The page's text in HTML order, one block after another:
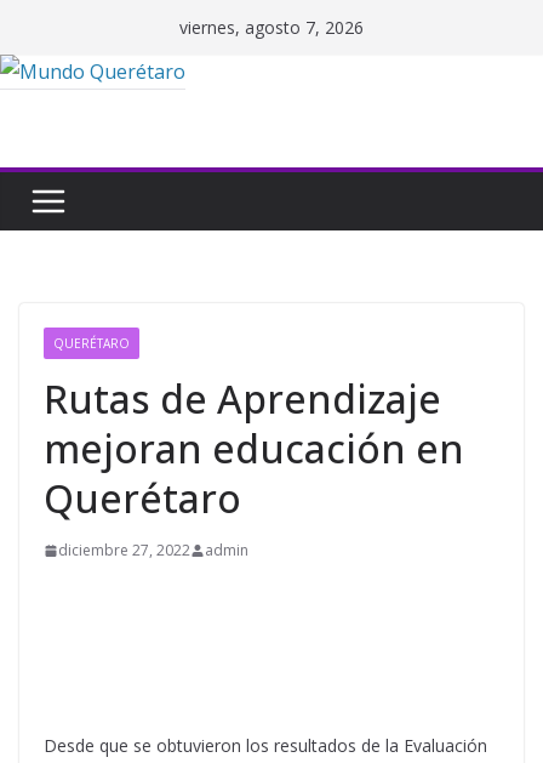
al
contenido
viernes, agosto 7, 2026
QUERÉTARO
Rutas de Aprendizaje
mejoran educación en
Querétaro
diciembre 27, 2022 admin
Desde que se obtuvieron los resultados de la Evaluación